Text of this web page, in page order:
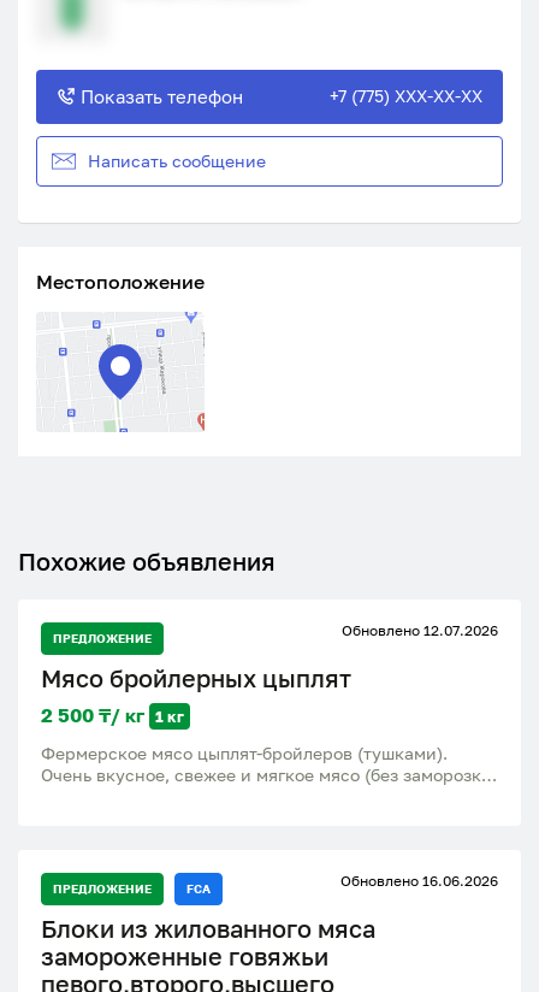
Показать телефон +7 (775) XXX-XX-XX
Написать сообщение
Местоположение
Похожие объявления
ПРЕДЛОЖЕНИЕ Обновлено 12.07.2026
Мясо бройлерных цыплят
2 500 ₸/ кг 1 кг
Фермерское мясо цыплят-бройлеров (тушками).
Очень вкусное, свежее и мягкое мясо (без заморозки)
ПРЕДЛОЖЕНИЕ FCA Обновлено 16.06.2026
Блоки из жилованного мяса
замороженные говяжьи
певого,второго,высшего